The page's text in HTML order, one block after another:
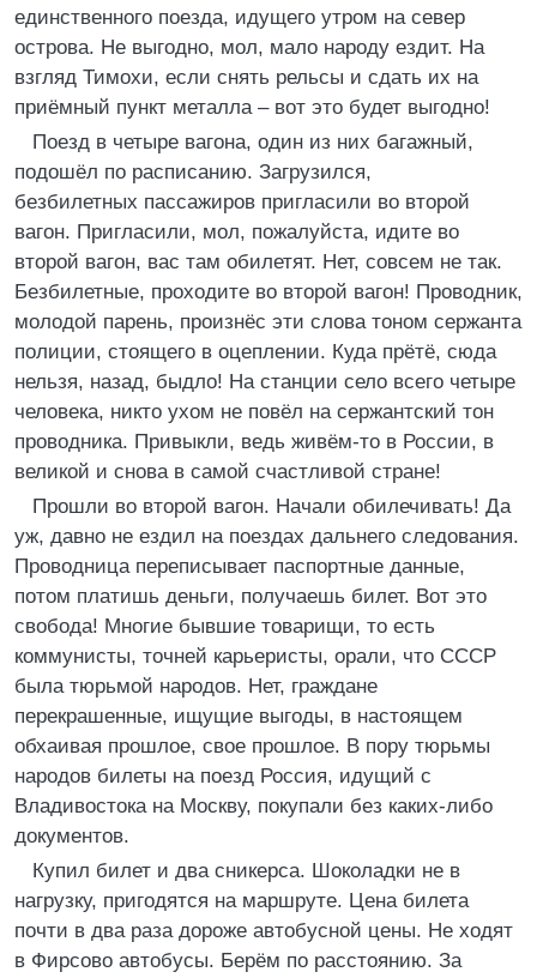
единственного поезда, идущего утром на север
острова. Не выгодно, мол, мало народу ездит. На
взгляд Тимохи, если снять рельсы и сдать их на
приёмный пункт металла – вот это будет выгодно!
Поезд в четыре вагона, один из них багажный,
подошёл по расписанию. Загрузился,
безбилетных пассажиров пригласили во второй
вагон. Пригласили, мол, пожалуйста, идите во
второй вагон, вас там обилетят. Нет, совсем не так.
Безбилетные, проходите во второй вагон! Проводник,
молодой парень, произнёс эти слова тоном сержанта
полиции, стоящего в оцеплении. Куда прётё, сюда
нельзя, назад, быдло! На станции село всего четыре
человека, никто ухом не повёл на сержантский тон
проводника. Привыкли, ведь живём-то в России, в
великой и снова в самой счастливой стране!
Прошли во второй вагон. Начали обилечивать! Да
уж, давно не ездил на поездах дальнего следования.
Проводница переписывает паспортные данные,
потом платишь деньги, получаешь билет. Вот это
свобода! Многие бывшие товарищи, то есть
коммунисты, точней карьеристы, орали, что СССР
была тюрьмой народов. Нет, граждане
перекрашенные, ищущие выгоды, в настоящем
обхаивая прошлое, свое прошлое. В пору тюрьмы
народов билеты на поезд Россия, идущий с
Владивостока на Москву, покупали без каких-либо
документов.
Купил билет и два сникерса. Шоколадки не в
нагрузку, пригодятся на маршруте. Цена билета
почти в два раза дороже автобусной цены. Не ходят
в Фирсово автобусы. Берём по расстоянию. За